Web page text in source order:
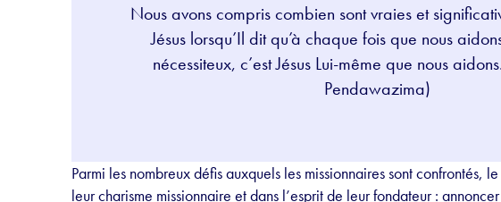
Nous avons compris combien sont vraies et
Jésus lorsqu’Il dit qu’à chaque fois que nous
nécessiteux, c’est Jésus Lui-même que nous
Pendawazima)
Parmi les nombreux défis auxquels les missionnaires sont confrontés,
leur charisme missionnaire et dans l’esprit de leur fondateur :